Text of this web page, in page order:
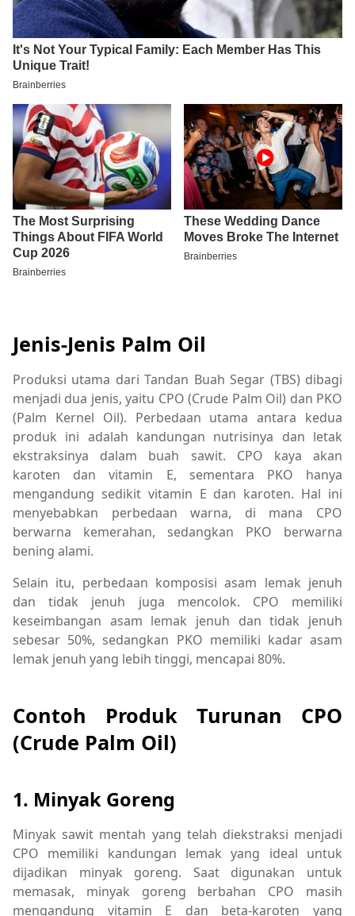
Jenis-Jenis Palm Oil
Produksi utama dari Tandan Buah Segar (TBS) dibagi
menjadi dua jenis, yaitu CPO (Crude Palm Oil) dan PKO
(Palm Kernel Oil). Perbedaan utama antara kedua
produk ini adalah kandungan nutrisinya dan letak
ekstraksinya dalam buah sawit. CPO kaya akan
karoten dan vitamin E, sementara PKO hanya
mengandung sedikit vitamin E dan karoten. Hal ini
menyebabkan perbedaan warna, di mana CPO
berwarna kemerahan, sedangkan PKO berwarna
bening alami.
Selain itu, perbedaan komposisi asam lemak jenuh
dan tidak jenuh juga mencolok. CPO memiliki
keseimbangan asam lemak jenuh dan tidak jenuh
sebesar 50%, sedangkan PKO memiliki kadar asam
lemak jenuh yang lebih tinggi, mencapai 80%.
Contoh Produk Turunan CPO
(Crude Palm Oil)
1. Minyak Goreng
Minyak sawit mentah yang telah diekstraksi menjadi
CPO memiliki kandungan lemak yang ideal untuk
dijadikan minyak goreng. Saat digunakan untuk
memasak, minyak goreng berbahan CPO masih
mengandung vitamin E dan beta-karoten yang